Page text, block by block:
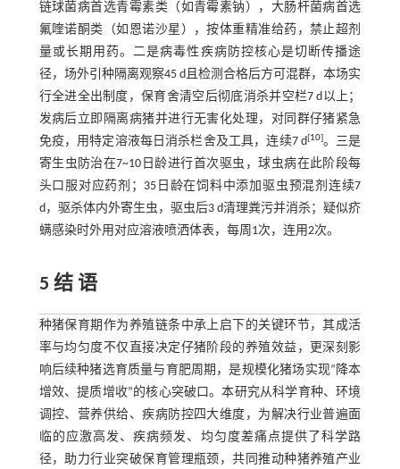
链球菌病首选青霉素类（如青霉素钠），大肠杆菌病首选
氟喹诺酮类（如恩诺沙星），按体重精准给药，禁止超剂
量或长期用药。二是病毒性疾病防控核心是切断传播途
径，场外引种隔离观察45 d且检测合格后方可混群，本场实
行全进全出制度，保育舍清空后彻底消杀并空栏7 d以上；
发病后立即隔离病猪并进行无害化处理，对同群仔猪紧急
免疫，用特定溶液每日消杀栏舍及工具，连续7 d[10]。三是
寄生虫防治在7~10日龄进行首次驱虫，球虫病在此阶段每
头口服对应药剂；35日龄在饲料中添加驱虫预混剂连续7
d，驱杀体内外寄生虫，驱虫后3 d清理粪污并消杀；疑似疥
螨感染时外用对应溶液喷洒体表，每周1次，连用2次。
5 结 语
种猪保育期作为养殖链条中承上启下的关键环节，其成活
率与均匀度不仅直接决定仔猪阶段的养殖效益，更深刻影
响后续种猪选育质量与育肥周期，是规模化猪场实现“降本
增效、提质增收”的核心突破口。本研究从科学育种、环境
调控、营养供给、疾病防控四大维度，为解决行业普遍面
临的应激高发、疾病频发、均匀度差痛点提供了科学路
径，助力行业突破保育管理瓶颈，共同推动种猪养殖产业